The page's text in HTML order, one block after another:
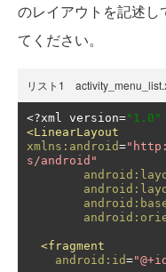
のレイアウトを記述し
てください。
リスト1
<?xml version="1.0"
<LinearLayout
xmlns:android=
s/android"
<fragment
android:id=